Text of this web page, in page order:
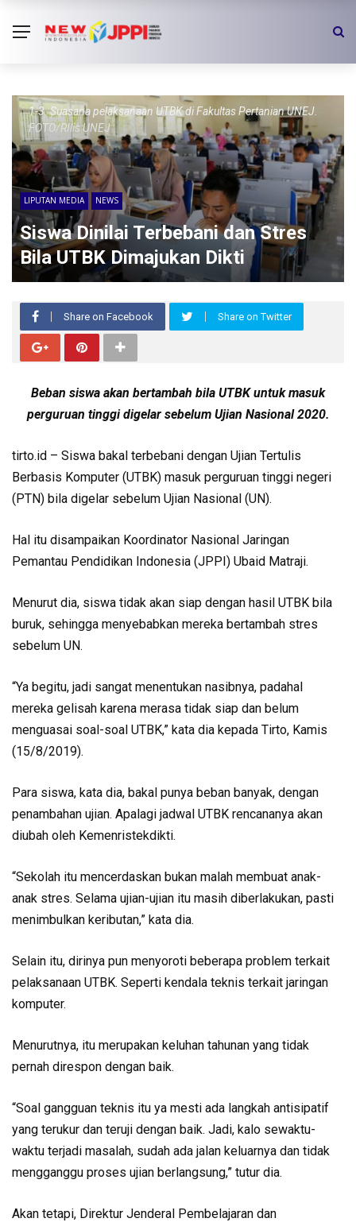
1-3. Suasana pelaksanaan UTBK di Fakultas Pertanian UNEJ.
FOTO/RIlis UNEJ
LIPUTAN MEDIA NEWS
Siswa Dinilai Terbebani dan Stres
Bila UTBK Dimajukan Dikti
Share on Facebook Share on Twitter
Beban siswa akan bertambah bila UTBK untuk masuk
perguruan tinggi digelar sebelum Ujian Nasional 2020.
tirto.id – Siswa bakal terbebani dengan Ujian Tertulis
Berbasis Komputer (UTBK) masuk perguruan tinggi negeri
(PTN) bila digelar sebelum Ujian Nasional (UN).
Hal itu disampaikan Koordinator Nasional Jaringan
Pemantau Pendidikan Indonesia (JPPI) Ubaid Matraji.
Menurut dia, siswa tidak akan siap dengan hasil UTBK bila
buruk, sehingga menyebabkan mereka bertambah stres
sebelum UN.
“Ya begitu, jadi sangat menentukan nasibnya, padahal
mereka gelisah karena merasa tidak siap dan belum
menguasai soal-soal UTBK,” kata dia kepada Tirto, Kamis
(15/8/2019).
Para siswa, kata dia, bakal punya beban banyak, dengan
penambahan ujian. Apalagi jadwal UTBK rencananya akan
diubah oleh Kemenristekdikti.
“Sekolah itu mencerdaskan bukan malah membuat anak-
anak stres. Selama ujian-ujian itu masih diberlakukan, pasti
menimbulkan keributan,” kata dia.
Selain itu, dirinya pun menyoroti beberapa problem terkait
pelaksanaan UTBK. Seperti kendala teknis terkait jaringan
komputer.
Menurutnya, itu merupakan keluhan tahunan yang tidak
pernah direspon dengan baik.
“Soal gangguan teknis itu ya mesti ada langkah antisipatif
yang terukur dan teruji dengan baik. Jadi, kalo sewaktu-
waktu terjadi masalah, sudah ada jalan keluarnya dan tidak
mengganggu proses ujian berlangsung,” tutur dia.
Akan tetapi, Direktur Jenderal Pembelajaran dan